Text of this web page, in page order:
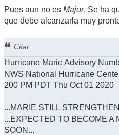
Pues aun no es Major. Se ha
que debe alcanzarla muy
Citar
Hurricane Marie Advisory
NWS National Hurricane
200 PM PDT Thu Oct 01 2020
...MARIE STILL
...EXPECTED TO BECOME A
SOON...